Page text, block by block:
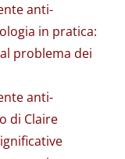
anti-
in pratica:
problema dei
anti-
di Claire